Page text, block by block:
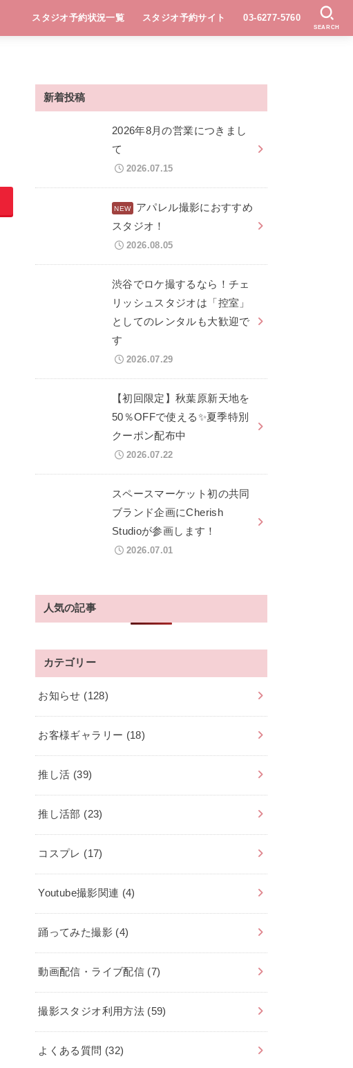
スタジオ予約状況一覧 スタジオ予約サイト 03-6277-5760
SEARCH
新着投稿
2026年8月の営業につきまし
て
2026.07.15
アパレル撮影におすすめ
スタジオ！
2026.08.05
渋谷でロケ撮するなら！チェ
リッシュスタジオは「控室」
としてのレンタルも大歓迎で
す
2026.07.29
【初回限定】秋葉原新天地を
50％OFFで使える✨夏季特別
クーポン配布中
2026.07.22
スペースマーケット初の共同
ブランド企画にCherish
Studioが参画します！
2026.07.01
人気の記事
カテゴリー
お知らせ (128)
お客様ギャラリー (18)
推し活 (39)
推し活部 (23)
コスプレ (17)
Youtube撮影関連 (4)
踊ってみた撮影 (4)
動画配信・ライブ配信 (7)
撮影スタジオ利用方法 (59)
よくある質問 (32)